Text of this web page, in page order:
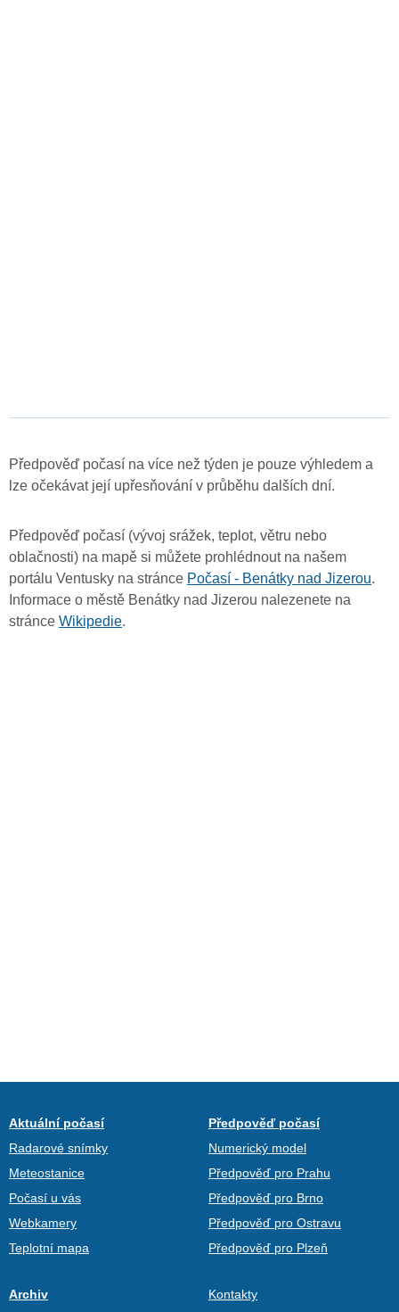
Předpověď počasí na více než týden je pouze výhledem a
lze očekávat její upřesňování v průběhu dalších dní.
Předpověď počasí (vývoj srážek, teplot, větru nebo
oblačnosti) na mapě si můžete prohlédnout na našem
portálu Ventusky na stránce Počasí - Benátky nad Jizerou.
Informace o městě Benátky nad Jizerou nalezenete na
stránce Wikipedie.
Aktuální počasí
Radarové snímky
Meteostanice
Počasí u vás
Webkamery
Teplotní mapa
Předpověď počasí
Numerický model
Předpověď pro Prahu
Předpověď pro Brno
Předpověď pro Ostravu
Předpověď pro Plzeň
Archiv Kontakty